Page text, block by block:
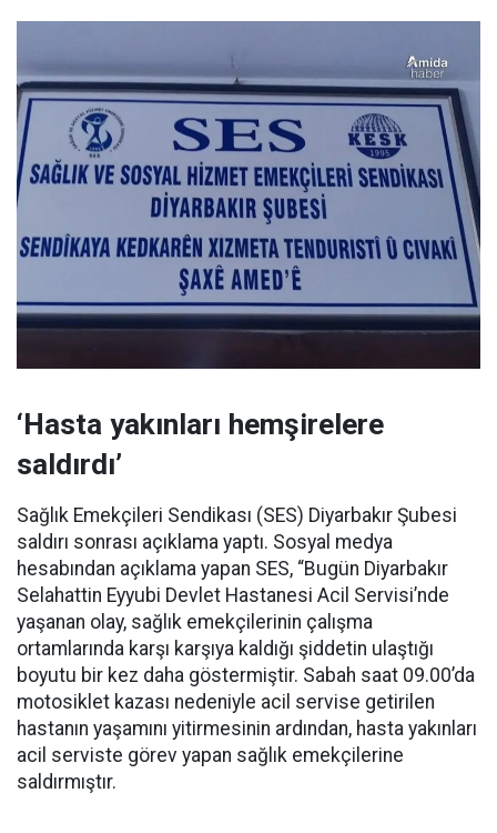
‘Hasta yakınları hemşirelere
saldırdı’
Sağlık Emekçileri Sendikası (SES) Diyarbakır Şubesi
saldırı sonrası açıklama yaptı. Sosyal medya
hesabından açıklama yapan SES, “Bugün Diyarbakır
Selahattin Eyyubi Devlet Hastanesi Acil Servisi’nde
yaşanan olay, sağlık emekçilerinin çalışma
ortamlarında karşı karşıya kaldığı şiddetin ulaştığı
boyutu bir kez daha göstermiştir. Sabah saat 09.00’da
motosiklet kazası nedeniyle acil servise getirilen
hastanın yaşamını yitirmesinin ardından, hasta yakınları
acil serviste görev yapan sağlık emekçilerine
saldırmıştır.